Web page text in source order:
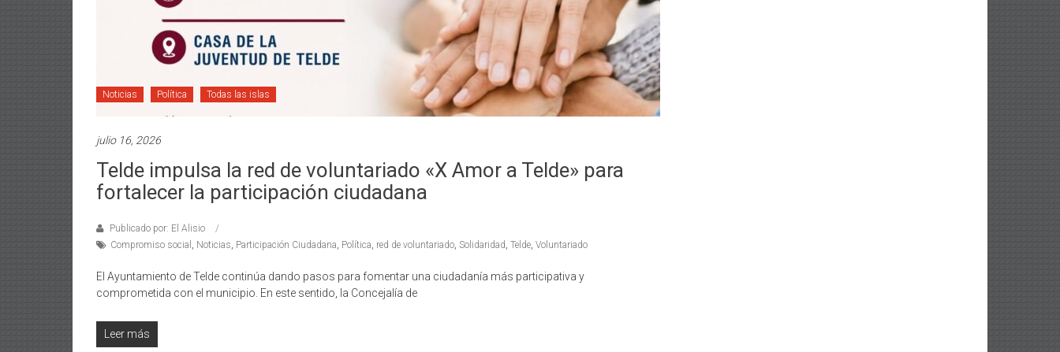
Noticias Política Todas las islas
julio 16, 2026
Telde impulsa la red de voluntariado «X Amor a Telde» para
fortalecer la participación ciudadana
Publicado por: El Alisio
Compromiso social , Noticias, Participación Ciudadana, Política, red de voluntariado, Solidaridad, Telde, Voluntariado
El Ayuntamiento de Telde continúa dando pasos para fomentar una ciudadanía más participativa y
comprometida con el municipio. En este sentido, la Concejalía de
Leer más